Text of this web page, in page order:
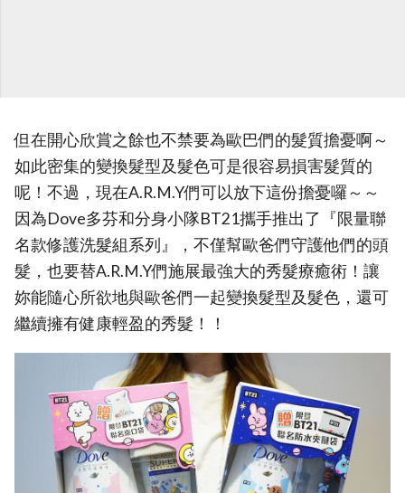
但在開心欣賞之餘也不禁要為歐巴們的髮質擔憂啊～
如此密集的變換髮型及髮色可是很容易損害髮質的
呢！不過，現在A.R.M.Y們可以放下這份擔憂囉～～
因為Dove多芬和分身小隊BT21攜手推出了『限量聯
名款修護洗髮組系列』，不僅幫歐爸們守護他們的頭
髮，也要替A.R.M.Y們施展最強大的秀髮療癒術！讓
妳能隨心所欲地與歐爸們一起變換髮型及髮色，還可
繼續擁有健康輕盈的秀髮！！